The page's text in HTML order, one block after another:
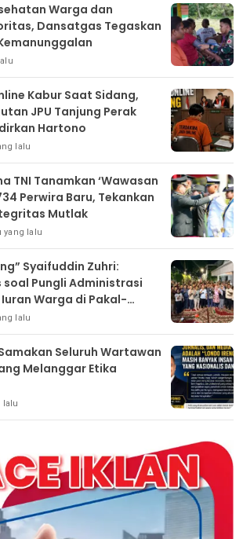
Warga dan
Dansatgas Tegaskan
Kabur Saat Sidang,
JPU Tanjung Perak
Hartono
lalu
TNI Tanamkan ‘Wawasan
Perwira Baru, Tekankan
Mutlak
yang lalu
Syaifuddin Zuhri:
soal Pungli Administrasi
Warga di Pakal-
lalu
Seluruh Wartawan
Melanggar Etika
lalu